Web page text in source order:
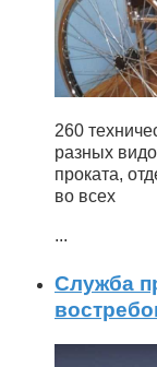
260
разных
проката,
во всех
...
Служба